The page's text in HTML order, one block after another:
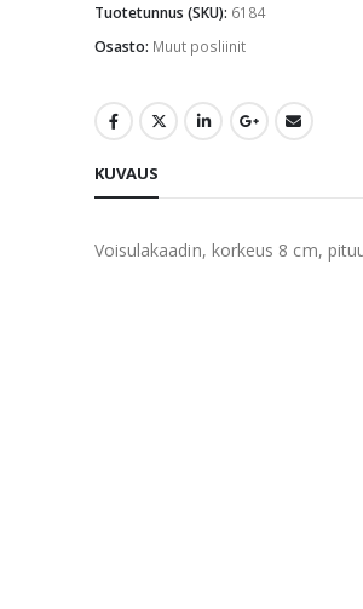
Tuotetunnus (SKU): 6184
Osasto: Muut posliinit
KUVAUS
Voisulakaadin, korkeus 8 cm,